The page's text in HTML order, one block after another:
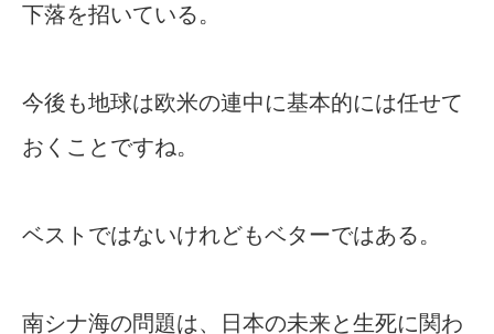
下落を招いている。
今後も地球は欧米の連中に基本的には任せて
おくことですね。
ベストではないけれどもベターではある。
南シナ海の問題は、日本の未来と生死に関わ